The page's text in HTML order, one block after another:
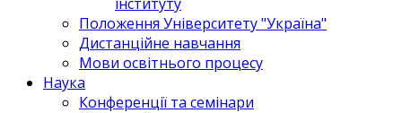
Положення Університету "Україна"
Дистанційне навчання
Мови освітнього процесу
Наука
Конференції та семінари